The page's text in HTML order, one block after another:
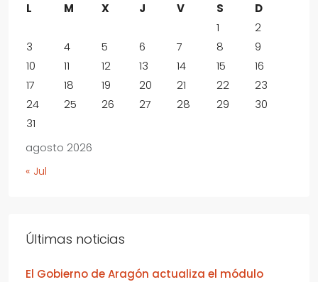
agosto 2026
L M X J V S
D
1
2
3
4 5 6 7 8
9
10
11 12 13 14 15
16
17
18 19 20 21 22
23
24
25 26 27 28 29
30
31
« Jul
Últimas noticias
El Gobierno de Aragón actualiza el módulo